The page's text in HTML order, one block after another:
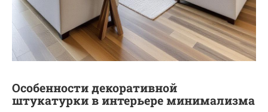
Особенности декоративной
штукатурки в интерьере минимализма